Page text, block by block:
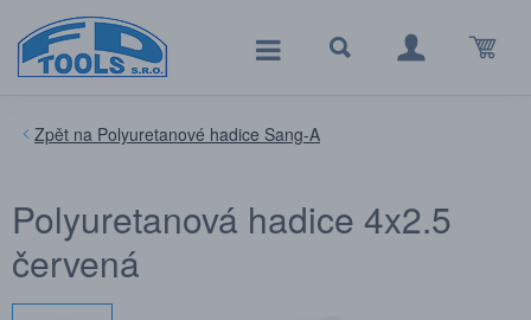
Polyuretanové hadice Sang-A
Polyuretanová hadice 4x2.5
červená